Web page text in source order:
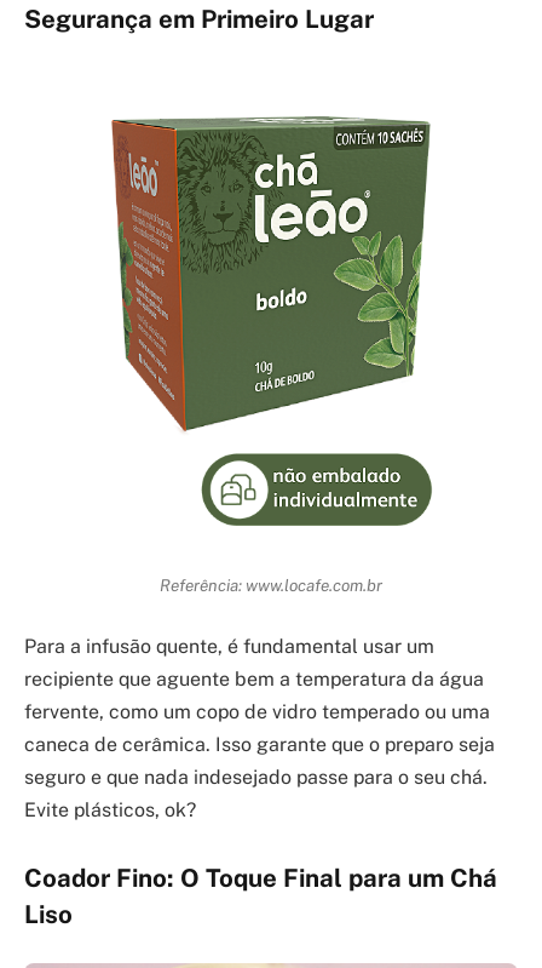
Segurança em Primeiro Lugar
Referência: www.locafe.com.br
Para a infusão quente, é fundamental usar um
recipiente que aguente bem a temperatura da água
fervente, como um copo de vidro temperado ou uma
caneca de cerâmica. Isso garante que o preparo seja
seguro e que nada indesejado passe para o seu chá.
Evite plásticos, ok?
Coador Fino: O Toque Final para um Chá
Liso